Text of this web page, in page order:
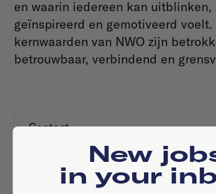
en waarin iedereen kan uitblinken,
geïnspireerd en gemotiveerd voelt.
kernwaarden van NWO zijn
betrouwbaar, verbindend en
Contact
New
in your